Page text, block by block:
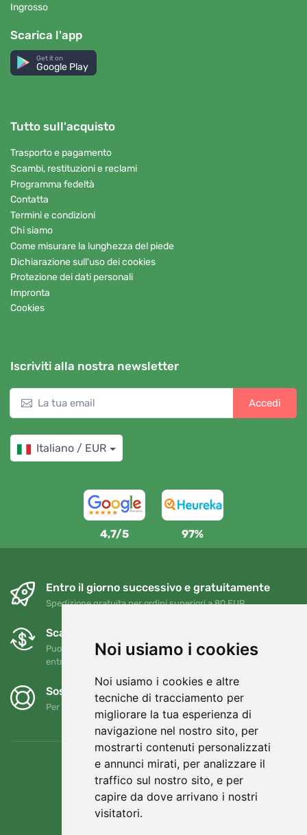
Noi usiamo i cookies
Noi usiamo i cookies e altre
tecniche di tracciamento per
migliorare la tua esperienza di
navigazione nel nostro sito, per
mostrarti contenuti personalizzati
e annunci mirati, per analizzare il
traffico sul nostro sito, e per
capire da dove arrivano i nostri
visitatori.
Ingrosso
Scarica l'app
Get it on
Google Play
Tutto sull'acquisto
Trasporto e pagamento
Scambi, restituzioni e reclami
Programma fedeltà
Contatta
Termini e condizioni
Chi siamo
Come misurare la lunghezza del piede
Dichiarazione sull'uso dei cookies
Protezione dei dati personali
Impronta
Cookies
Iscriviti alla nostra newsletter
Accedi
Italiano / EUR
4,7/5 97%
Entro il giorno successivo e gratuitamente
Spedizione gratuita per ordini superiori a 80 EUR
Scambi e resi gratuiti
Puoi restituire o cambiare il tuo ordine in qualsiasi momento
entro 90 giorni
Sosteniamo Trees.org
Per ogni ordine piantiamo un albero! Leggi di più